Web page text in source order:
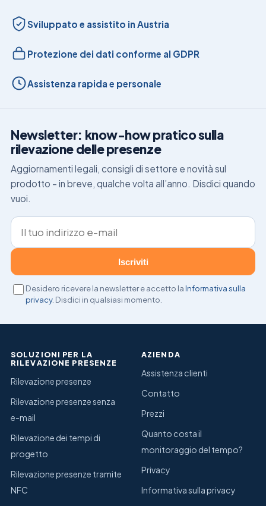
Sviluppato e assistito in Austria
Protezione dei dati conforme al GDPR
Assistenza rapida e personale
Newsletter: know-how pratico sulla
rilevazione delle presenze
Aggiornamenti legali, consigli di settore e novità sul
prodotto – in breve, qualche volta all’anno. Disdici quando
vuoi.
Indirizzo e-mail
Iscriviti
Desidero ricevere la newsletter e accetto la Informativa sulla
privacy. Disdici in qualsiasi momento.
SOLUZIONI PER LA
RILEVAZIONE PRESENZE
Rilevazione presenze
Rilevazione presenze senza
e-mail
Rilevazione dei tempi di
progetto
Rilevazione presenze tramite
NFC
AZIENDA
Assistenza clienti
Contatto
Prezzi
Quanto costa il
monitoraggio del tempo?
Privacy
Informativa sulla privacy